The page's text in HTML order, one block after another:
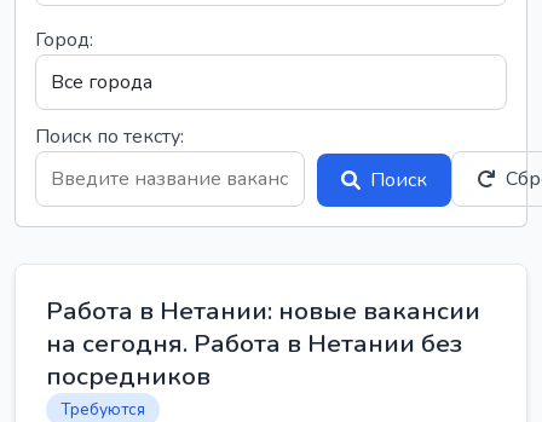
Город:
Поиск по тексту:
Поиск
Работа в Нетании: новые вакансии
на сегодня. Работа в Нетании без
посредников
Требуются